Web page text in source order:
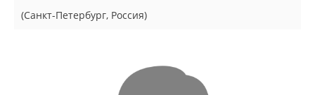
(Санкт-Петербург, Россия)